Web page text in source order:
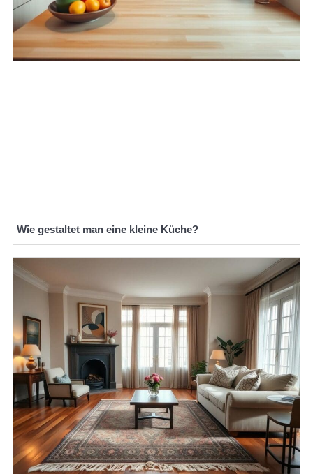
Wie gestaltet man eine kleine Küche?